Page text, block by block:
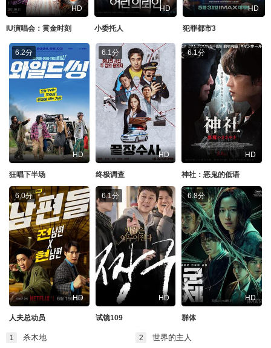
HD
IU演唱会：黄金时刻
HD
小委托人
HD
犯罪都市3
6.2分
HD
狂唱下半场
6.1分
HD
终极调查
6.1分
HD
神社：恶鬼的低语
6.0分
HD
人夫总动员
6.1分
HD
试镜109
6.8分
HD
群体
1 杀木地 2 世界的主人